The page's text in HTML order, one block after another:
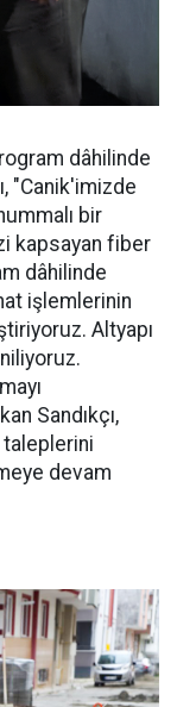
dâhilinde
"Canik'imizde
bir
kapsayan fiber
dâhilinde
işlemlerinin
Altyapı
Sandıkçı,
taleplerini
devam